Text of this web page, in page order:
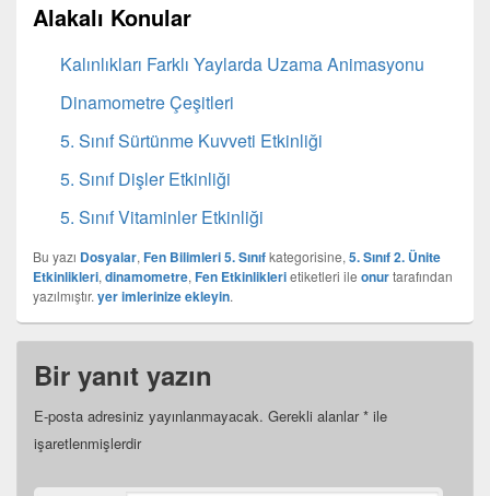
Alakalı Konular
Kalınlıkları Farklı Yaylarda Uzama Animasyonu
Dinamometre Çeşitleri
5. Sınıf Sürtünme Kuvveti Etkinliği
5. Sınıf Dişler Etkinliği
5. Sınıf Vitaminler Etkinliği
Bu yazı Dosyalar, Fen Bilimleri 5. Sınıfkategorisine, 5. Sınıf 2. Ünite
Etkinlikleri, dinamometre, Fen Etkinliklerietiketleri ile onurtarafından
yazılmıştır. yer imlerinize ekleyin.
Bir yanıt yazın
E-posta adresiniz yayınlanmayacak. Gerekli alanlar* ile
işaretlenmişlerdir